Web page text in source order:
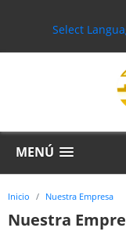
Select
MENÚ
Inicio Nuestra Empresa
Nuestra